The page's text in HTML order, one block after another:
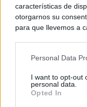
características de
otorgarnos su
para que llevemos a
negar su
de su
rechazar tal
Personal Data
I want to opt-out
personal data.
Opted In